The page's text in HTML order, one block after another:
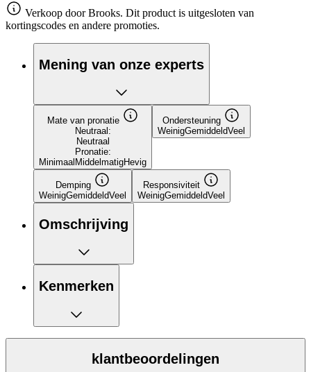
Verkoop door Brooks. Dit product is uitgesloten van
kortingscodes en andere promoties.
Mening van onze experts
Mate van pronatie
Neutraal:
Neutraal
Pronatie:
Minimaal MiddelmatigHevig
Ondersteuning
WeinigGemiddeldVeel
Demping
WeinigGemiddeldVeel
Responsiviteit
WeinigGemiddeldVeel
Omschrijving
Kenmerken
klantbeoordelingen